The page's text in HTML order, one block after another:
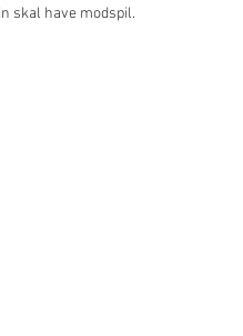
skal have modspil.